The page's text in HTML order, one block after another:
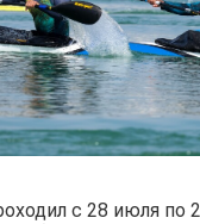
с 28 июля по